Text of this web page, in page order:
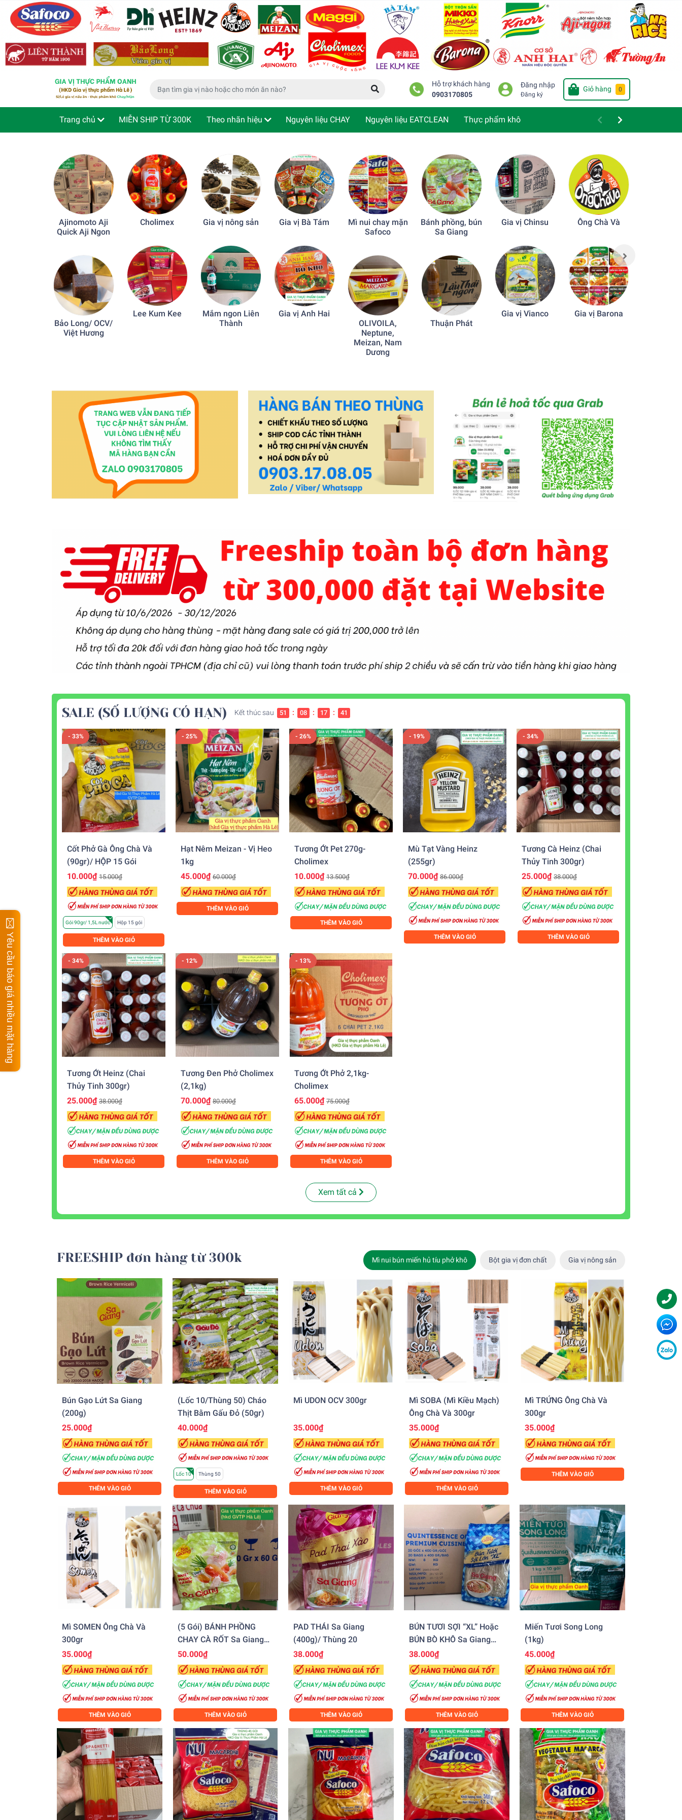
Hỗ trợ khách hàng
0903170805
Đăng nhập
Đăng ký
Giỏ hàng 0
Trang chủ MIỄN SHIP TỪ 300K Theo nhãn hiệu Nguyên liệu CHAY Nguyên liệu EATCLEAN Thực phẩm khô
Ajinomoto Aji
Quick Aji Ngon
Bảo Long/ OCV/
Việt Hương
Cholimex
Lee Kum Kee
Gia vị nông sản
Mắm ngon Liên
Thành
Gia vị Bà Tám
Gia vị Anh Hai
Mì nui chay mặn
Safoco
OLIVOILA,
Neptune,
Meizan, Nam
Dương
Bánh phồng, bún
Sa Giang
Thuận Phát
Gia vị Chinsu
Gia vị Vianco
Ông Chà Và
Gia vị Barona
SALE (SỐ LƯỢNG CÓ HẠN) Kết thúc sau 51 : 08 : 17 : 39
- 33%
Cốt Phở Gà Ông Chà Và
(90gr)/ HỘP 15 Gói
10.000₫ 15.000₫
Gói 90gr/ 1,5L nước Hộp 15 gói
THÊM VÀO GIỎ
- 25%
Hạt Nêm Meizan - Vị Heo
1kg
45.000₫ 60.000₫
THÊM VÀO GIỎ
- 26%
Tương Ớt Pet 270g-
Cholimex
10.000₫ 13.500₫
THÊM VÀO GIỎ
- 19%
Mù Tạt Vàng Heinz
(255gr)
70.000₫ 86.000₫
THÊM VÀO GIỎ
- 34%
Tương Cà Heinz (chai
Thủy Tinh 300gr)
25.000₫ 38.000₫
THÊM VÀO GIỎ
- 34%
Tương Ớt Heinz (chai
Thủy Tinh 300gr)
25.000₫ 38.000₫
THÊM VÀO GIỎ
- 12%
Tương Đen Phở Cholimex
(2,1kg)
70.000₫ 80.000₫
THÊM VÀO GIỎ
- 13%
Tương Ớt Phở 2,1kg-
Cholimex
65.000₫ 75.000₫
THÊM VÀO GIỎ
Xem tất cả
FREESHIP đơn hàng từ 300k Mì nui bún miến hủ tíu phở khô Bột gia vị đơn chất Gia vị nông sản
Bún Gạo Lứt Sa Giang
(200g)
25.000₫
THÊM VÀO GIỎ
(Lốc 10/Thùng 50) Cháo
Thịt Bằm Gấu Đỏ (50gr)
40.000₫
Lốc 10 Thùng 50
THÊM VÀO GIỎ
Mì UDON OCV 300gr
35.000₫
THÊM VÀO GIỎ
Mì SOBA (Mì Kiều Mạch)
Ông Chà Và 300gr
35.000₫
THÊM VÀO GIỎ
Mì TRỨNG Ông Chà Và
300gr
35.000₫
THÊM VÀO GIỎ
Mì SOMEN Ông Chà Và
300gr
35.000₫
THÊM VÀO GIỎ
(5 Gói) BÁNH PHỒNG
CHAY CÀ RỐT Sa Giang
(100g)
50.000₫
THÊM VÀO GIỎ
PAD THÁI Sa Giang
(400g)/ Thùng 20
38.000₫
THÊM VÀO GIỎ
BÚN TƯƠI SỢI “XL” Hoặc
BÚN BÒ KHÔ Sa Giang
(400g)/ Thùng 20
38.000₫
THÊM VÀO GIỎ
Miến Tươi Song Long
(1kg)
45.000₫
THÊM VÀO GIỎ
Yêu cầu báo giá nhiều mặt hàng